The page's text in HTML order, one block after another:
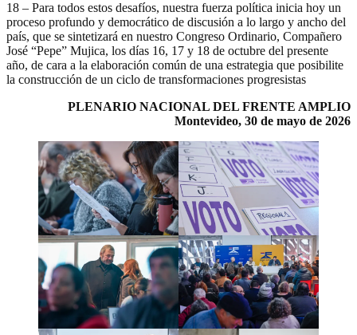
18 – Para todos estos desafíos, nuestra fuerza política inicia hoy un
proceso profundo y democrático de discusión a lo largo y ancho del
país, que se sintetizará en nuestro Congreso Ordinario, Compañero
José “Pepe” Mujica, los días 16, 17 y 18 de octubre del presente
año, de cara a la elaboración común de una estrategia que posibilite
la construcción de un ciclo de transformaciones progresistas
PLENARIO NACIONAL DEL FRENTE AMPLIO
Montevideo, 30 de mayo de 2026